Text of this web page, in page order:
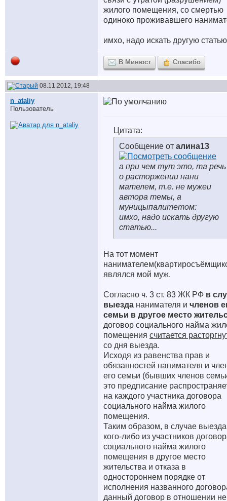
жилого помещения, со смертью
одиноко проживавшего
имхо, надо искать другую
В Минюст Спасибо
08.11.2012, 19:48
n_ataliy
Пользователь
Цитата:
Сообщение от алина13
а при чем тут это, та речь
о расторжении нани
мателем, т.е. не мужеи
автора темы, а
муницыпалитетом:
имхо, надо искать другую
статью...
На тот момент
являлся мой муж.
Согласно ч. 3 ст. 83 ЖК РФ в
выезда нанимателя и членов
семьи в другое место
договор социального найма
помещения считается
со дня выезда.
Исходя из равенства прав и
обязанностей нанимателя и
его семьи (бывших членов
это предписание
на каждого участника договора
социального найма жилого
помещения.
Таким образом, в случае выезда
кого-либо из участников
социального найма жилого
помещения в другое место
жительства и отказа в
одностороннем порядке от
исполнения названного
данный договор в отношении